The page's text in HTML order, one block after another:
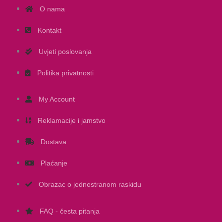
O nama
Kontakt
Uvjeti poslovanja
Politika privatnosti
My Account
Reklamacije i jamstvo
Dostava
Plaćanje
Obrazac o jednostranom raskidu
FAQ - česta pitanja